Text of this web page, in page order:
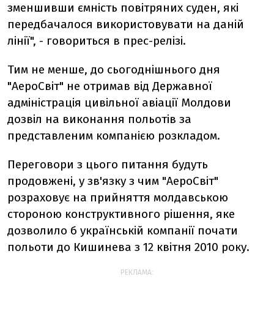
зменшивши ємність повітряних суден, які
передбачалося використовувати на даній
лінії", - говориться в прес-релізі.
Тим не менше, до сьогоднішнього дня
"АероСвіт" не отримав від Державної
адміністрація цивільної авіації Молдови
дозвіл на виконання польотів за
представленим компанією розкладом.
Переговори з цього питання будуть
продовжені, у зв'язку з чим "АероСвіт"
розраховує на прийняття молдавською
стороною конструктивного рішення, яке
дозволило б українській компанії почати
польоти до Кишинева з 12 квітня 2010 року.
РЕКЛАМА: